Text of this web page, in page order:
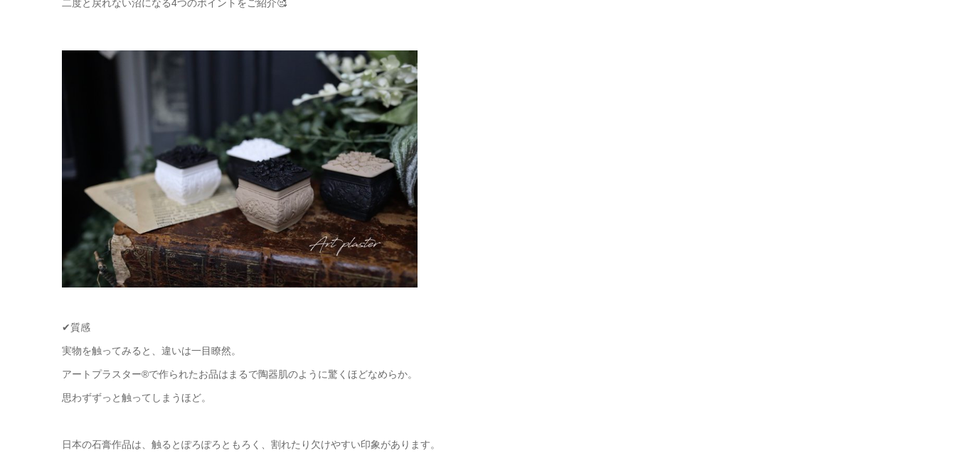
二度と戻れない沼になる4つのポイントをご紹介🥰
✔質感
実物を触ってみると、違いは一目瞭然。
アートプラスター®で作られたお品はまるで陶器肌のように驚くほどなめらか。
思わずずっと触ってしまうほど。
日本の石膏作品は、触るとぽろぽろともろく、割れたり欠けやすい印象があります。